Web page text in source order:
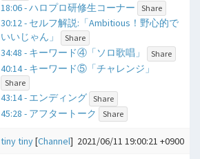
18:06 - ハロプロ研修生コーナー Share
30:12 - セルフ解説:「Ambitious！野心的で
いいじゃん」
Share
34:48 - キーワード④「ソロ歌唱」 Share
40:14 - キーワード⑤「チャレンジ」
Share
43:14 - エンディング Share
45:28 - アフタートーク Share
tiny tiny[Channel] 2021/06/11 19:00:21 +0900